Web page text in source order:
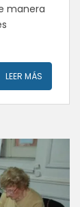
manera
LEER MÁS